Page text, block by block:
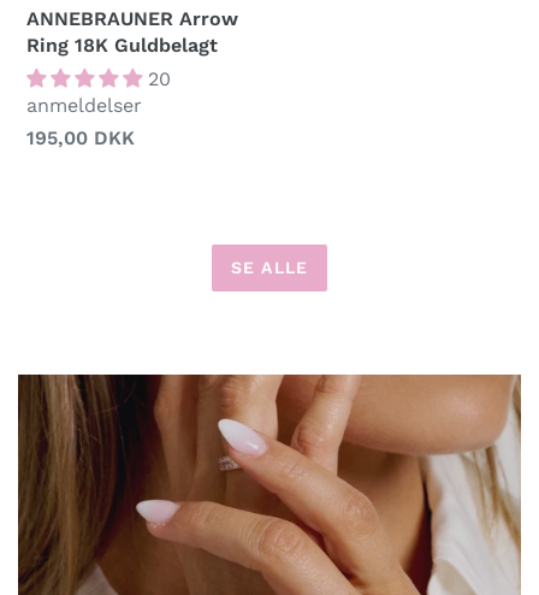
ANNEBRAUNER Arrow
Ring 18K Guldbelagt
20
anmeldelser
Normalpris
195,00 DKK
SE ALLE